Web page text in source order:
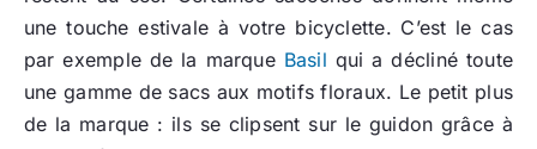
une touche estivale à votre bicyclette. C’est le cas
par exemple de la marqueBasil qui a décliné toute
une gamme de sacs aux motifs floraux. Le petit plus
de la marque : ils se clipsent sur le guidon grâce à